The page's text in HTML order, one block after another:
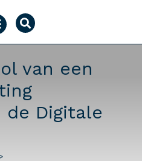
Menu
openen
van een
Digitale